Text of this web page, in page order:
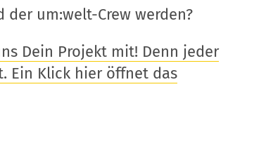
um:welt-Crew werden?
Dein Projekt mit! Denn jeder
Ein Klick hier öffnet das